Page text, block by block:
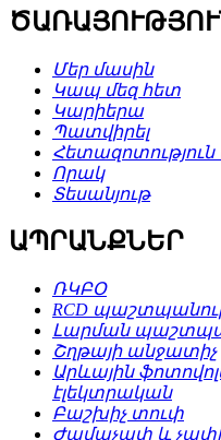
Մեր մասին
Կապ մեզ հետ
Կարիերա
Պատվիրել
Որակ
Տեսանյութ
ԱՊՐԱՆՔՆԵՐ
ՌԿԲՕ
RCD
Լարման
Շղթայի անջատիչ
Արևային
էլեկտրական
Բաշխիչ տուփ
Ժամաչափ և